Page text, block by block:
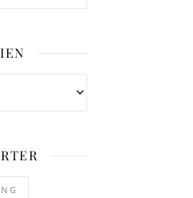
(Kongress | Vechta)